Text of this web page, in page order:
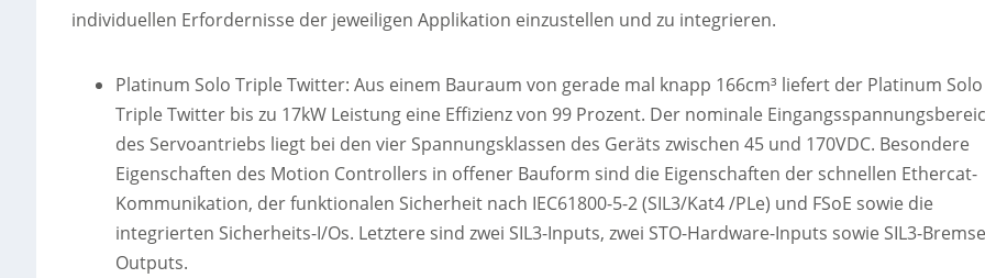
individuellen Erfordernisse der jeweiligen Applikation einzustellen und zu integrieren.
Platinum Solo Triple Twitter: Aus einem Bauraum von gerade mal knapp 166cm³ liefert der Platinum Solo
Triple Twitter bis zu 17kW Leistung eine Effizienz von 99 Prozent. Der nominale
des Servoantriebs liegt bei den vier Spannungsklassen des Geräts zwischen 45 und 170VDC. Besondere
Eigenschaften des Motion Controllers in offener Bauform sind die Eigenschaften der schnellen Ethercat-
Kommunikation, der funktionalen Sicherheit nach IEC61800-5-2 (SIL3/Kat4 /PLe) und FSoE sowie die
integrierten Sicherheits-I/Os. Letztere sind zwei SIL3-Inputs, zwei STO-Hardware-Inputs sowie SIL3-
Outputs.